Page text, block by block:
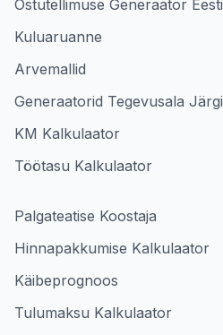
Ostutellimuse Generaator Eesti
Kuluaruanne
Arvemallid
Generaatorid Tegevusala Järgi
KM Kalkulaator
Töötasu Kalkulaator
Palgateatise Koostaja
Hinnapakkumise Kalkulaator
Käibeprognoos
Tulumaksu Kalkulaator